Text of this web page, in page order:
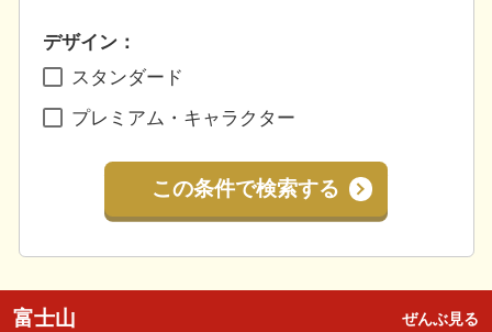
デザイン：
スタンダード
プレミアム・キャラクター
この条件で検索する
富士山 ぜんぶ見る